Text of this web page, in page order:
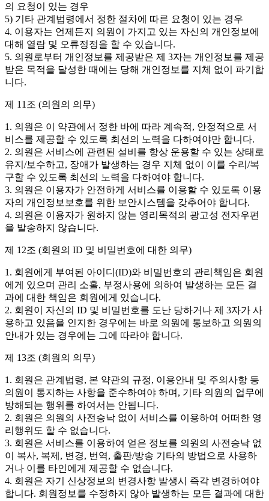
의 요청이 있는 경우
5) 기타 관계법령에서 정한 절차에 따른 요청이 있는 경우
4. 이용자는 언제든지 의원이 가지고 있는 자신의 개인정보에
대해 열람 및 오류정정을 할 수 있습니다.
5. 의원로부터 개인정보를 제공받은 제 3자는 개인정보를 제공
받은 목적을 달성한 때에는 당해 개인정보를 지체 없이 파기합
니다.
제 11조 (의원의 의무)
1. 의원은 이 약관에서 정한 바에 따라 계속적, 안정적으로 서
비스를 제공할 수 있도록 최선의 노력을 다하여야만 합니다.
2. 의원은 서비스에 관련된 설비를 항상 운용할 수 있는 상태로
유지/보수하고, 장애가 발생하는 경우 지체 없이 이를 수리/복
구할 수 있도록 최선의 노력을 다하여야 합니다.
3. 의원은 이용자가 안전하게 서비스를 이용할 수 있도록 이용
자의 개인정보보호를 위한 보안시스템을 갖추어야 합니다.
4. 의원은 이용자가 원하지 않는 영리목적의 광고성 전자우편
을 발송하지 않습니다.
제 12조 (회원의 ID 및 비밀번호에 대한 의무)
1. 회원에게 부여된 아이디(ID)와 비밀번호의 관리책임은 회원
에게 있으며 관리 소홀, 부정사용에 의하여 발생하는 모든 결
과에 대한 책임은 회원에게 있습니다.
2. 회원이 자신의 ID 및 비밀번호를 도난 당하거나 제 3자가 사
용하고 있음을 인지한 경우에는 바로 의원에 통보하고 의원의
안내가 있는 경우에는 그에 따라야 합니다.
제 13조 (회원의 의무)
1. 회원은 관계법령, 본 약관의 규정, 이용안내 및 주의사항 등
의원이 통지하는 사항을 준수하여야 하며, 기타 의원의 업무에
방해되는 행위를 하여서는 안됩니다.
2. 회원은 의원의 사전승낙 없이 서비스를 이용하여 어떠한 영
리행위도 할 수 없습니다.
3. 회원은 서비스를 이용하여 얻은 정보를 의원의 사전승낙 없
이 복사, 복제, 변경, 번역, 출판/방송 기타의 방법으로 사용하
거나 이를 타인에게 제공할 수 없습니다.
4. 회원은 자기 신상정보의 변경사항 발생시 즉각 변경하여야
합니다. 회원정보를 수정하지 않아 발생하는 모든 결과에 대한